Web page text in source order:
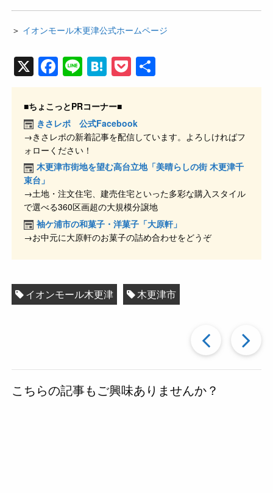
＞ イオンモール木更津公式ホームページ
X F
a
c
e
b
o
o
k
Li
n
e
H
at
e
n
a
P
o
et
有
■ちょこっとPRコーナー■
きさレポ 公式Facebook
→きさレポの新着記事を配信しています。よろしければフ
ォローください！
木更津市街地を望む高台立地「美晴らしの街 木更津千
束台」
→土地・注文住宅、建売住宅といった多彩な購入スタイル
で選べる360区画超の大規模分譲地
袖ケ浦市の和菓子・洋菓子「大原軒」
→お中元に大原軒のお菓子の詰め合わせをどうぞ
イオンモール木更津 木更津市
過
去
こちらの記事もご興味ありませんか？